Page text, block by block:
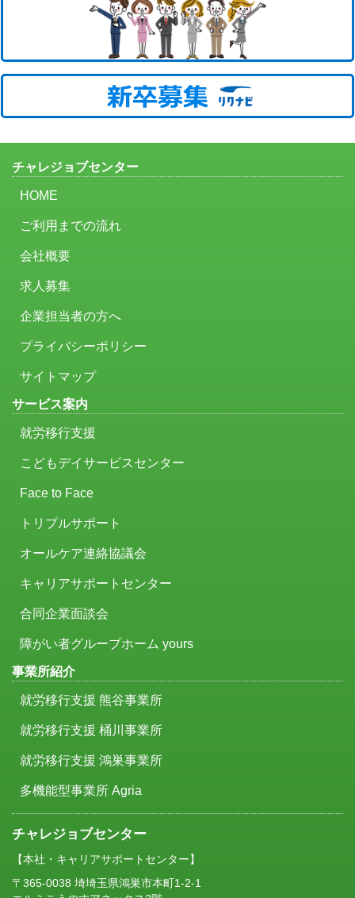
チャレジョブセンター
HOME
ご利用までの流れ
会社概要
求人募集
企業担当者の方へ
プライバシーポリシー
サイトマップ
サービス案内
就労移行支援
こどもデイサービスセンター
Face to Face
トリプルサポート
オールケア連絡協議会
キャリアサポートセンター
合同企業面談会
障がい者グループホーム yours
事業所紹介
就労移行支援 熊谷事業所
就労移行支援 桶川事業所
就労移行支援 鴻巣事業所
多機能型事業所 Agria
チャレジョブセンター
【本社・キャリアサポートセンター】
〒365-0038 埼埼玉県鴻巣市本町1-2-1